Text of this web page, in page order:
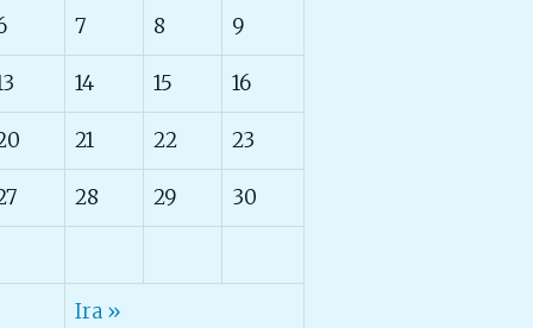
7 8 9
14 15 16
21 22 23
28 29 30
Ira »